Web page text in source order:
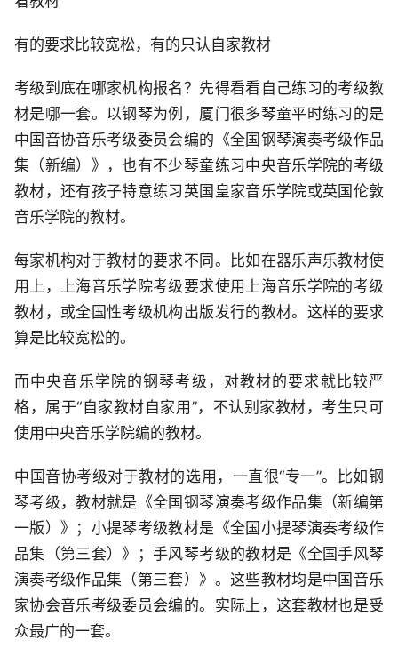
有的要求比较宽松，有的只认自家教材
考级到底在哪家机构报名？先得看看自己练习的考级教
材是哪一套。以钢琴为例，厦门很多琴童平时练习的是
中国音协音乐考级委员会编的《全国钢琴演奏考级作品
集（新编）》，也有不少琴童练习中央音乐学院的考级
教材，还有孩子特意练习英国皇家音乐学院或英国伦敦
音乐学院的教材。
每家机构对于教材的要求不同。比如在器乐声乐教材使
用上，上海音乐学院考级要求使用上海音乐学院的考级
教材，或全国性考级机构出版发行的教材。这样的要求
算是比较宽松的。
而中央音乐学院的钢琴考级，对教材的要求就比较严
格，属于“自家教材自家用”，不认别家教材，考生只可
使用中央音乐学院编的教材。
中国音协考级对于教材的选用，一直很“专一”。比如钢
琴考级，教材就是《全国钢琴演奏考级作品集（新编第
一版）》；小提琴考级教材是《全国小提琴演奏考级作
品集（第三套）》；手风琴考级的教材是《全国手风琴
演奏考级作品集（第三套）》。这些教材均是中国音乐
家协会音乐考级委员会编的。实际上，这套教材也是受
众最广的一套。